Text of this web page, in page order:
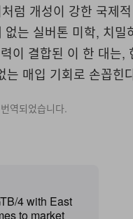
럼 개성이 강한 국제
는 실버톤 미학, 치
이 결합된 이 한 대는
는 매입 기회로 손꼽힌
역되었습니다.
4 with East
to market